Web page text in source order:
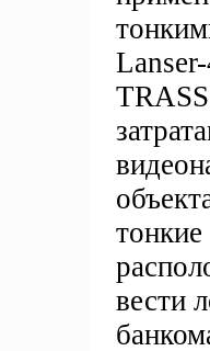
вести